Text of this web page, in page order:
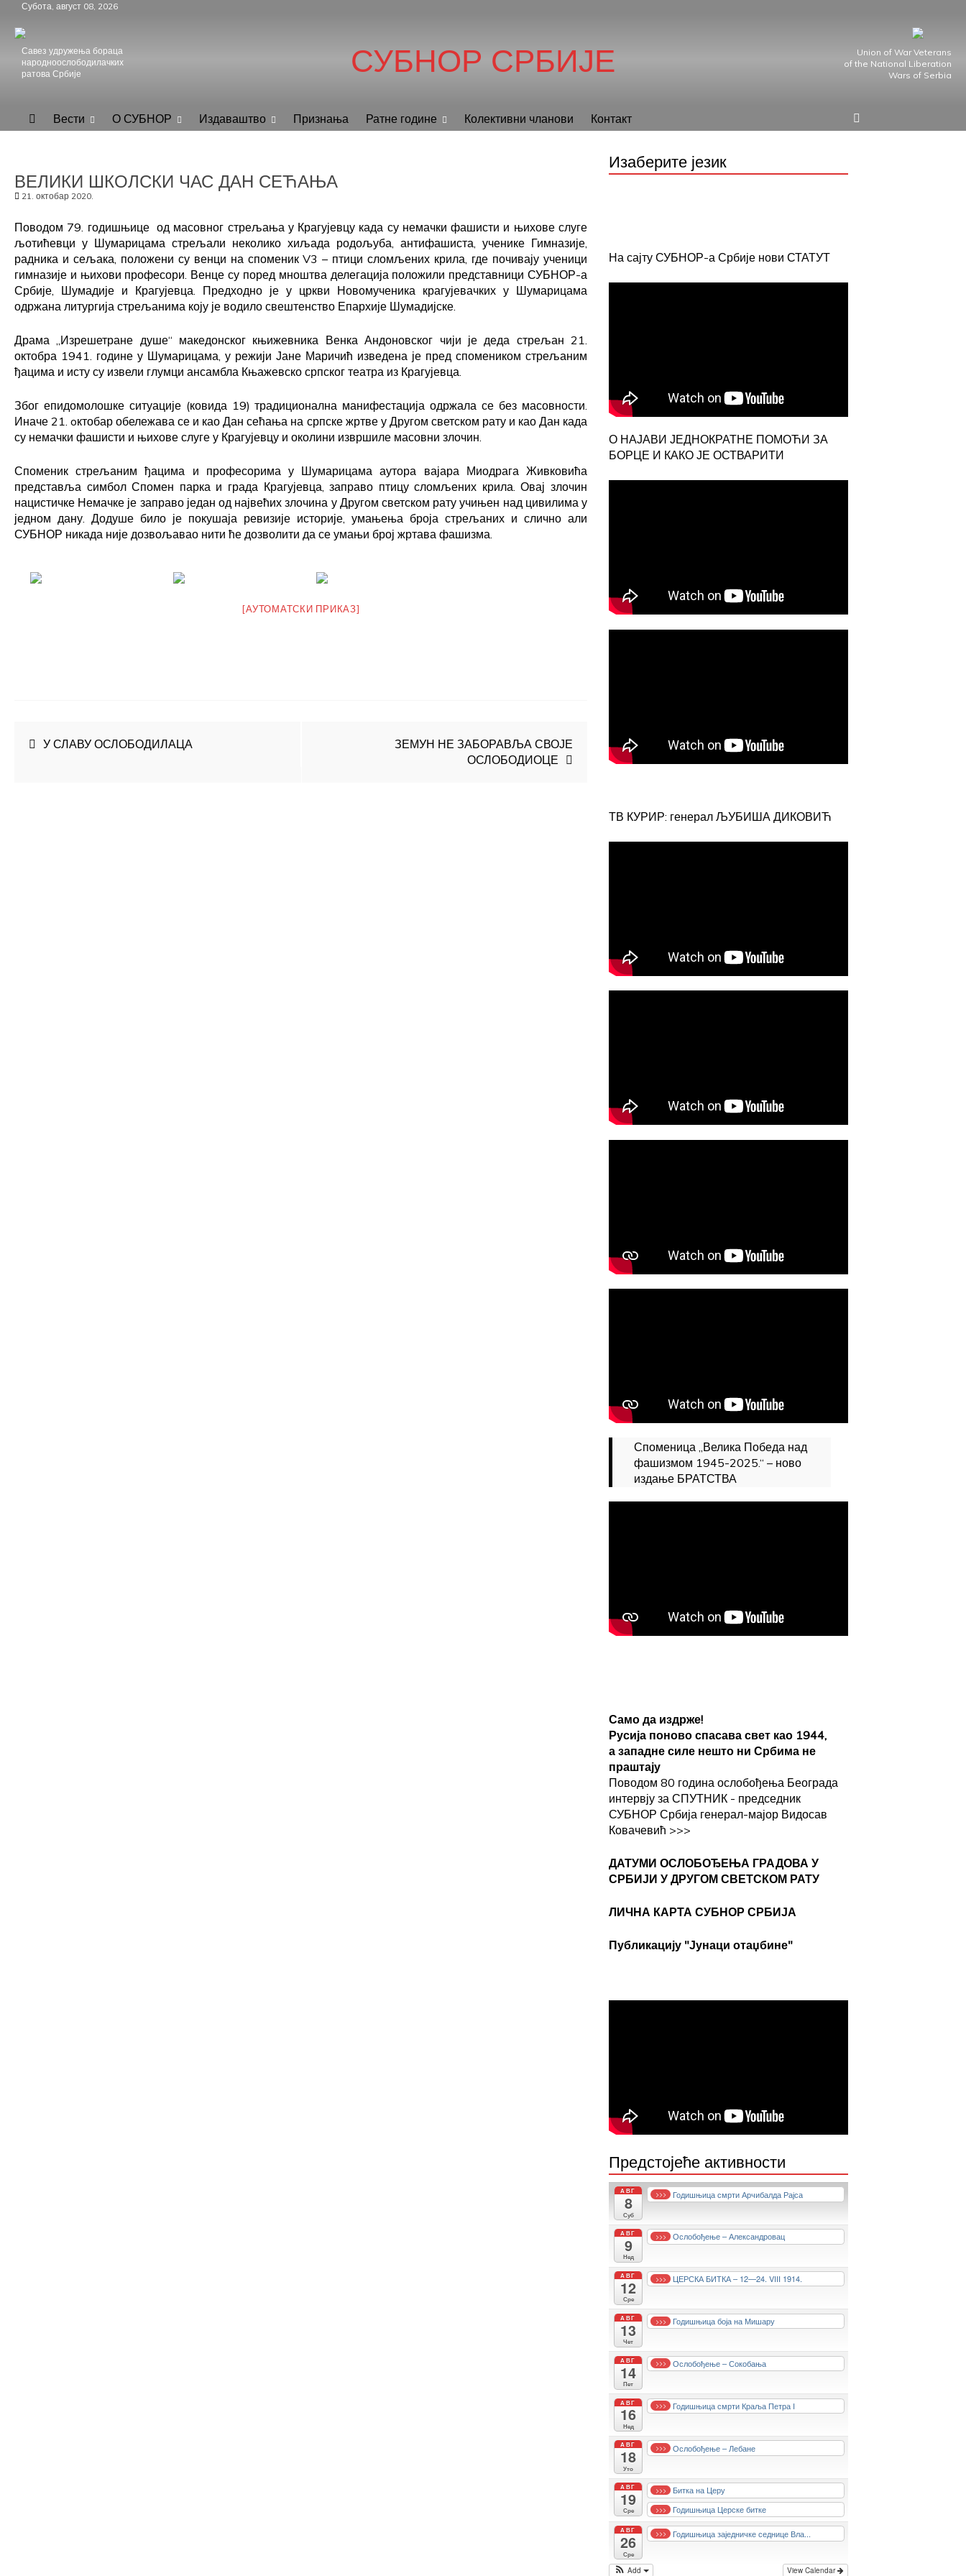
content
Субота, август 08, 2026
Савез удружења бораца
народноослободилачких
ратова Србије
СУБНОР СРБИЈЕ
Union of War Veterans
of the National Liberation
Wars of Serbia
СУБНОР Србијe
Вести О СУБНОР Издаваштво Признања Ратне године Колективни чланови Контакт
ВЕЛИКИ ШКОЛСКИ ЧАС ДАН СЕЋАЊА
21. октобар 2020.
Поводом 79. годишњице од масовног стрељања у Крагујевцу када су немачки фашисти и њихове слуге
љотићевци у Шумарицама стрељали неколико хиљада родољуба, антифашиста, ученике Гимназије,
радника и сељака, положени су венци на споменик V3 – птици сломљених крила, где почивају ученици
гимназије и њихови професори. Венце су поред мноштва делегација положили представници СУБНОР-а
Србије, Шумадије и Крагујевца. Предходно је у цркви Новомученика крагујевачких у Шумарицама
одржана литургија стрељанима коју је водило свештенство Епархије Шумадијске.
Драма „Изрешетране душе“ македонског књижевника Венка Андоновског чији је деда стрељан 21.
октобра 1941. године у Шумарицама, у режији Јане Маричић изведена је пред спомеником стрељаним
ђацима и исту су извели глумци ансамбла Књажевско српског театра из Крагујевца.
Због епидомолошке ситуације (ковида 19) традиционална манифестација одржала се без масовности.
Иначе 21. oктобар обележава се и као Дан сећања на српске жртве у Другом светском рату и као Дан када
су немачки фашисти и њихове слуге у Крагујевцу и околини извршиле масовни злочин.
Споменик стрељаним ђацима и професорима у Шумарицама аутора вајара Миодрага Живковића
представља симбол Спомен парка и града Крагујевца, заправо птицу сломљених крила. Овај злочин
нацистичке Немачке је заправо један од највећих злочина у Другом светском рату учињен над цивилима у
једном дану. Додуше било је покушаја ревизије историје, умањења броја стрељаних и слично али
СУБНОР никада није дозвољавао нити ће дозволити да се умањи број жртава фашизма.
[АУТОМАТСКИ ПРИКАЗ]
Кретање
У СЛАВУ ОСЛОБОДИЛАЦА
ЗЕМУН НЕ ЗАБОРАВЉА СВОЈЕ
ОСЛОБОДИОЦЕ
Изаберите језик
На сајту СУБНОР-а Србије нови СТАТУТ
О НАЈАВИ ЈЕДНОКРАТНЕ ПОМОЋИ ЗА
БОРЦЕ И КАКО ЈЕ ОСТВАРИТИ
ТВ КУРИР: генерал ЉУБИША ДИКОВИЋ
Споменица „Велика Победа над
фашизмом 1945-2025.“ – ново
издање БРАТСТВА
Само да издрже!
Русија поново спасава свет као 1944,
а западне силе нешто ни Србима не
праштају
Поводом 80 година ослобођења Београда
интервју за СПУТНИК - председник
СУБНОР Србија генерал-мајор Видосав
Ковачевић >>>
ДАТУМИ ОСЛОБОЂЕЊА ГРАДОВА У
СРБИЈИ У ДРУГОМ СВЕТСКОМ РАТУ
ЛИЧНА КАРТА СУБНОР СРБИЈА
Публикацију "Јунаци отаџбине"
Предстојеће активности
АВГ
8
Суб
>>> Годишњица смрти Арчибалда Рајса
АВГ
9
Нед
>>> Ослобођење – Александровац
АВГ
12
Сре
>>> ЦЕРСКА БИТКА – 12—24. VIII 1914.
АВГ
13
Чет
>>> Годишњица боја на Мишару
АВГ
14
Пет
>>> Ослобођење – Сокобања
АВГ
16
Нед
>>> Годишњица смрти Краља Петра I
АВГ
18
Уто
>>> Ослобођење – Лебане
АВГ
19
Сре
>>> Битка на Церу
>>> Годишњица Церске битке
АВГ
26
Сре
>>> Годишњица заједничке седнице Вла...
View Calendar
Add